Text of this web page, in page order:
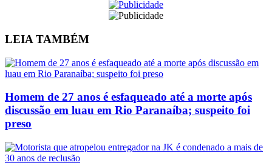
LEIA TAMBÉM
Homem de 27 anos é esfaqueado até a morte após
discussão em luau em Rio Paranaíba; suspeito foi
preso